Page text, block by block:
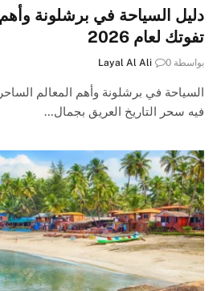
دليل السياحة في برشلونة وأهم
تفوتك لعام 2026
بواسطة Layal Al Ali 0
السياحة في برشلونة وأهم المعالم
فيه سحر التاريخ العريق بجمال…